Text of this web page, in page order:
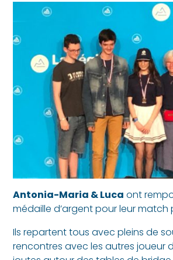
Antonia-Maria & Luca ont
médaille d’argent pour leur match
Ils repartent tous avec pleins de
rencontres avec les autres joueur